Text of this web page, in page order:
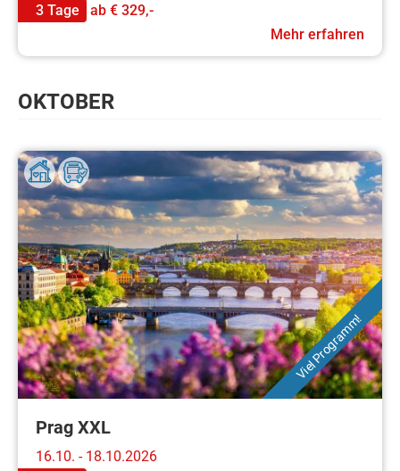
3 Tage ab € 329,-
Mehr erfahren
OKTOBER
Viel Programm!
Prag XXL
16.10. - 18.10.2026